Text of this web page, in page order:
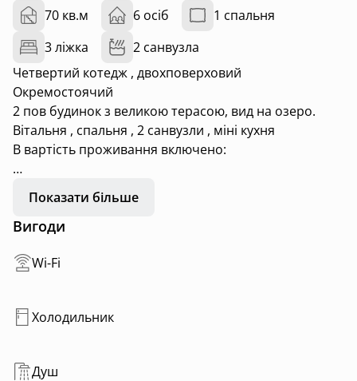
70 кв.м 6 осіб
1 спальня
3 ліжка
2 санвузла
Четвертий котедж , двохповерховий
Окремостоячий
2 пов будинок з великою терасою, вид на озеро.
Вітальня , спальня , 2 санвузли , міні кухня
В вартість проживання включено:
користування сольовою кімнатою з сольовим
водоспадом
Риболовля
Показати більше
Вигоди
Wi-Fi
Холодильник
Душ